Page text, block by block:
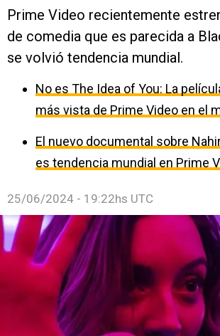
Prime Video recientemente
de comedia que es parecida a
se volvió tendencia mundial.
No es The Idea of You: La
más vista de Prime Video en el
El nuevo documental sobre
es tendencia mundial en Prime
25/06/2024 - 19:22hs UTC